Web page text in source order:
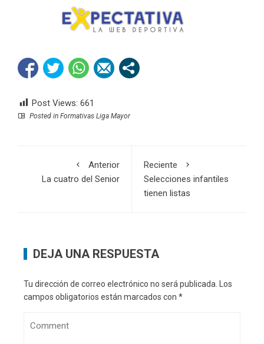
Post Views: 661
Posted in Formativas Liga Mayor
Anterior
La cuatro del Senior
Reciente
Selecciones infantiles
tienen listas
DEJA UNA RESPUESTA
Tu dirección de correo electrónico no será publicada.
Los
campos obligatorios están marcados con *